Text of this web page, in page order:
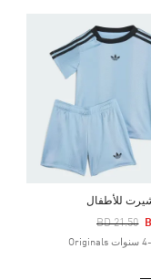
للأطفال
Price Reduced From
BD 21.50
To
Price Reduced From
To